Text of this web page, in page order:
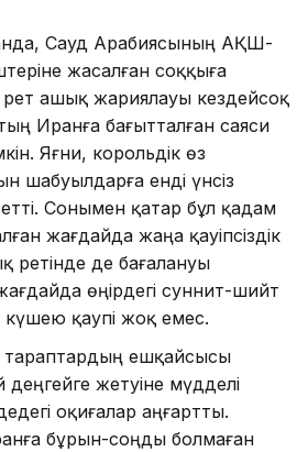
Сауд Арабиясының АҚШ-
жасалған соққыға
ашық жариялауы кездейсоқ
Иранға бағытталған саяси
Яғни, корольдік өз
шабуылдарға енді үнсіз
Сонымен қатар бұл қадам
жағдайда жаңа қауіпсіздік
ретінде де бағалануы
өңірдегі суннит-шийт
күшею қаупі жоқ емес.
тараптардың ешқайсысы
жетуіне мүдделі
оқиғалар аңғартты.
бұрын-соңды болмаған